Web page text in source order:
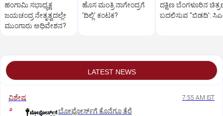
ಹಂಗಾಮಿ ಸಭಾಧ್ಯಕ್ಷ
ಜಯಚಂದ್ರ ನೇತೃತ್ವದಲ್ಲೇ
ಮುಂಗಾರು ಅಧಿವೇಶನ?
ಹೊಸ ಮಂತ್ರಿ ನಾಗೇಂದ್ರಗೆ
‘ದಿಲ್ಲಿ’ ಕಂಟಕ?
ದಕ್ಷಿಣ ಬೆಂಗಳೂರಿನ
ಬದಲಿಸುವ "ಬಿಡದಿ':
LATEST NEWS
ವಿಶೇಷ 7:55 AM IST
ಬೋಫೋರ್ಸ್‌ಗೆ ಕೊನೆಗೂ ತೆರೆ